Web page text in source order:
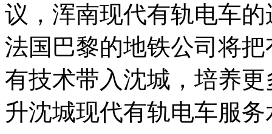
议，浑南现代有轨电车
法国巴黎的地铁公司将
有技术带入沈城，培养
升沈城现代有轨电车服